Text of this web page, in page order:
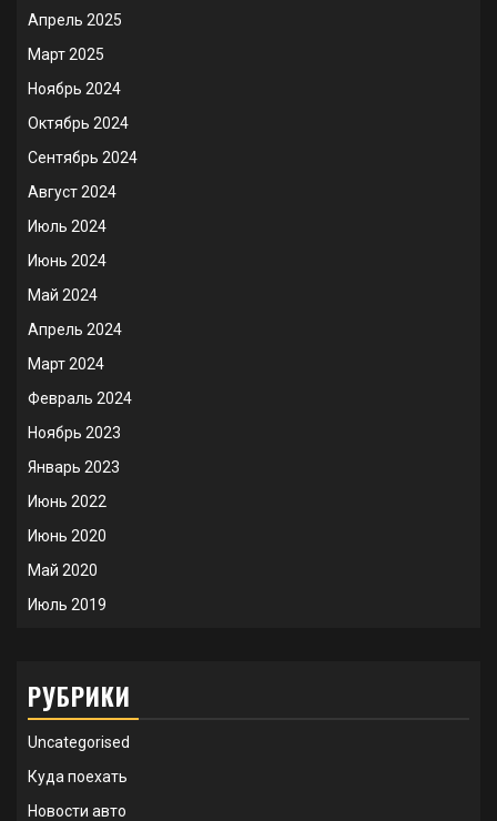
Апрель 2025
Март 2025
Ноябрь 2024
Октябрь 2024
Сентябрь 2024
Август 2024
Июль 2024
Июнь 2024
Май 2024
Апрель 2024
Март 2024
Февраль 2024
Ноябрь 2023
Январь 2023
Июнь 2022
Июнь 2020
Май 2020
Июль 2019
РУБРИКИ
Uncategorised
Куда поехать
Новости авто